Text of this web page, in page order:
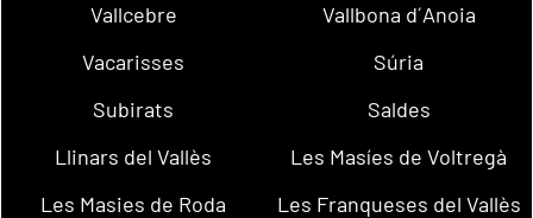
Vallcebre
Vallbona d´Anoia
Vacarisses
Súria
Subirats
Saldes
Llinars del Vallès
Les Masíes de Voltregà
Les Masies de Roda
Les Franqueses del Vallès